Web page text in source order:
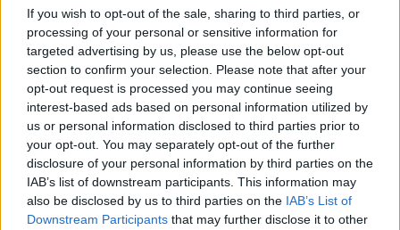
If you wish to opt-out of the sale, sharing to third parties, or
processing of your personal or sensitive information for
targeted advertising by us, please use the below opt-out
section to confirm your selection. Please note that after your
opt-out request is processed you may continue seeing
interest-based ads based on personal information utilized by
us or personal information disclosed to third parties prior to
your opt-out. You may separately opt-out of the further
disclosure of your personal information by third parties on the
IAB’s list of downstream participants. This information may
also be disclosed by us to third parties on the IAB’s List of
Downstream Participants that may further disclose it to other
Laptop - 80SR008LAU
IdeaPad 510-15ISK
Laptop - 80SR00GPAU
IdeaPad 510-15ISK
Laptop - 80SR00GXAU
IdeaPad 510-15ISK
Laptop - 80SR00GYAU
IdeaPad 510-15ISK
Laptop - 80SR00HTAU